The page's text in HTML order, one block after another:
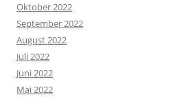
Oktober 2022
September 2022
August 2022
Juli 2022
Juni 2022
Mai 2022